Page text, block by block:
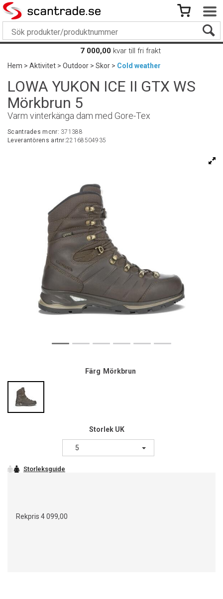
7 000,00 kvar till fri frakt
Hem>Aktivitet>Outdoor>Skor>Cold weather
LOWA YUKON ICE II GTX WS
Mörkbrun 5
Varm vinterkänga dam med Gore-Tex
Scantrades mcnr: 371388
Leverantörens artnr:22168504935
Färg Mörkbrun
Storlek UK
5
Rekpris 4 099,00